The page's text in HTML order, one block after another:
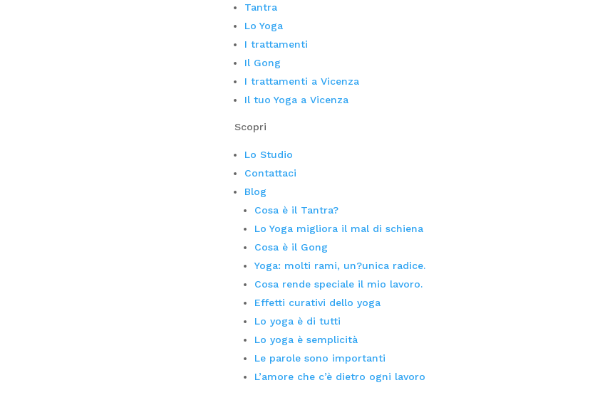
Tantra
Lo Yoga
I trattamenti
Il Gong
I trattamenti a Vicenza
Il tuo Yoga a Vicenza
Scopri
Lo Studio
Contattaci
Blog
Cosa è il Tantra?
Lo Yoga migliora il mal di schiena
Cosa è il Gong
Yoga: molti rami, un?unica radice.
Cosa rende speciale il mio lavoro.
Effetti curativi dello yoga
Lo yoga è di tutti
Lo yoga è semplicità
Le parole sono importanti
L’amore che c’è dietro ogni lavoro